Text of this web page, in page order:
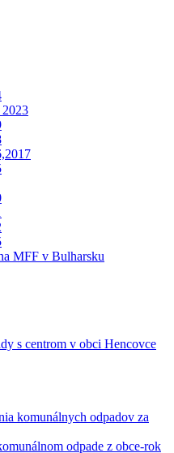
MFF v Bulharsku
s centrom v obci Hencovce
komunálnych odpadov za
odpade z obce-rok